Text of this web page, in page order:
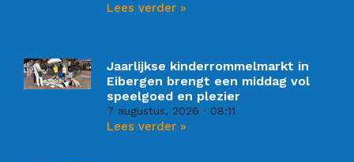
Lees verder »
Jaarlijkse kinderrommelmarkt in
Eibergen brengt een middag vol
speelgoed en plezier
7 augustus, 2026 08:11
Lees verder »